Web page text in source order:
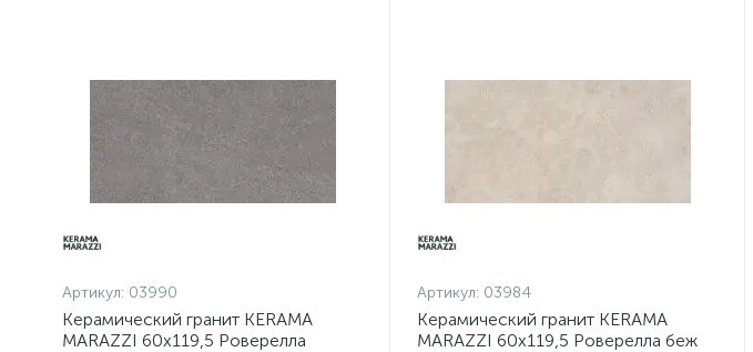
Артикул: 03990
Керамический гранит KERAMA
MARAZZI 60х119,5 Роверелла
Артикул: 03984
Керамический гранит KERAMA
MARAZZI 60х119,5 Роверелла беж